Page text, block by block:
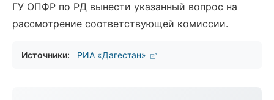
ГУ ОПФР по РД вынести указанный вопрос на
рассмотрение соответствующей комиссии.
Источники: РИА «Дагестан»